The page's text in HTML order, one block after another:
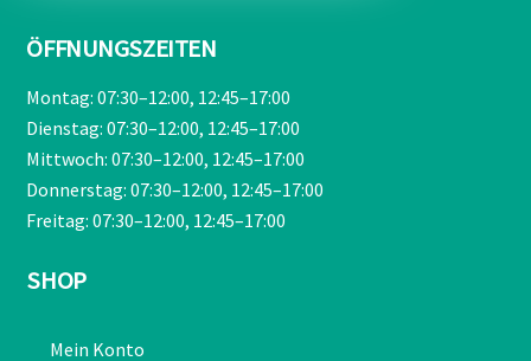
ÖFFNUNGSZEITEN
Montag: 07:30–12:00, 12:45–17:00
Dienstag: 07:30–12:00, 12:45–17:00
Mittwoch: 07:30–12:00, 12:45–17:00
Donnerstag: 07:30–12:00, 12:45–17:00
Freitag: 07:30–12:00, 12:45–17:00
SHOP
Mein Konto